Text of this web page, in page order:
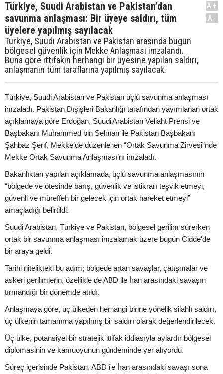
Türkiye, Suudi Arabistan ve Pakistan’dan
savunma anlaşması: Bir üyeye saldırı, tüm
üyelere yapılmış sayılacak
Türkiye, Suudi Arabistan ve Pakistan arasında bugün
bölgesel güvenlik için Mekke Anlaşması imzalandı.
Buna göre ittifakın herhangi bir üyesine yapılan saldırı,
anlaşmanın tüm taraflarına yapılmış sayılacak.
A+
A-
Türkiye, Suudi Arabistan ve Pakistan üçlü savunma anlaşması
imzaladı. Pakistan Dışişleri Bakanlığı tarafından yayımlanan ortak
açıklamaya göre Erdoğan, Suudi Arabistan Veliaht Prensi ve
Başbakanı Muhammed bin Selman ile Pakistan Başbakanı
Şahbaz Şerif, Mekke’de düzenlenen “Ortak Savunma Zirvesi”nde
Mekke Ortak Savunma Anlaşması’nı imzaladı.
Bakanlıktan yapılan açıklamada, üçlü savunma anlaşmasının
“bölgede ve ötesinde barış, güvenlik ve istikrarı teşvik etmeyi,
güvenli ve müreffeh bir gelecek için ortak hareket etmeyi”
amaçladığı belirtildi.
Suudi Arabistan, Türkiye ve Pakistan, bölgesel gerilim sürerken
ortak bir savunma anlaşması imzalamak üzere bugün Cidde'de
bir araya geldi.
Tarihi nitelikteki bu adım; bölgede artan savaşlar, çatışmalar ve
askeri gerilimlerin, özellikle de ABD ile İran arasındaki savaşın
tırmandığı bir dönemde atıldı.
Anlaşmaya göre, üç ülkeden herhangi birine yönelik silahlı saldırı,
üç ülkenin tamamına yapılmış bir saldırı olarak değerlendirilecek.
Üç ülke, potansiyel bir stratejik ittifak iddiasıyla aylardır bölgesel
diplomasinin ve kamuoyunun gündeminde yer alıyordu.
Süreç içerisinde Pakistan, ABD ile İran arasındaki savaşı sona